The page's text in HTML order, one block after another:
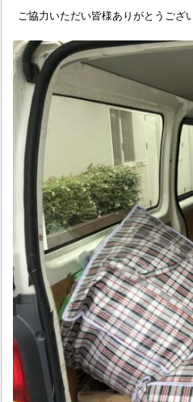
ご協力いただい皆様ありがとうござ